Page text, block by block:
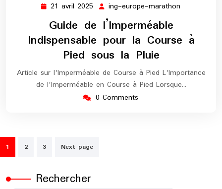
21 avril 2025 21
avril
2025
ing-europe-marathon
Guide de l’Imperméable
Indispensable pour la Course à
Pied sous la Pluie
Article sur l'Imperméable de Course à Pied L'Importance
de l'Imperméable en Course à Pied Lorsque…
0 Comments
Pagination
des
publications
1 2 3 Next page
Rechercher